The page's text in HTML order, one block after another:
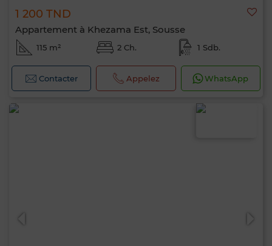
1 200 TND
Appartement à Khezama Est, Sousse
115 m² 2 Ch. 1 Sdb.
Contacter Appelez WhatsApp